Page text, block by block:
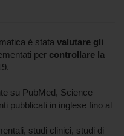
è stata valutare gli
per controllare la
su PubMed, Science
pubblicati in inglese fino al
studi clinici, studi di